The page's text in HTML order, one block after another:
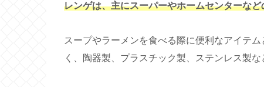
レンゲは、主にスーパーやホームセンターな
スープやラーメンを食べる際に便利なアイテ
く、陶器製、プラスチック製、ステンレス製